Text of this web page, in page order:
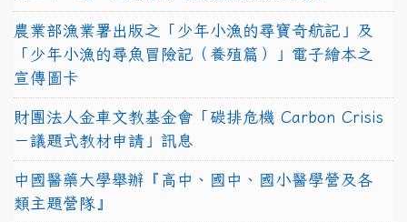
農業部漁業署出版之「少年小漁的尋寶奇航記」及
「少年小漁的尋魚冒險記（養殖篇）」電子繪本之
宣傳圖卡
財團法人金車文教基金會「碳排危機 Carbon Crisis
－議題式教材申請」訊息
中國醫藥大學舉辦『高中、國中、國小醫學營及各
類主題營隊』